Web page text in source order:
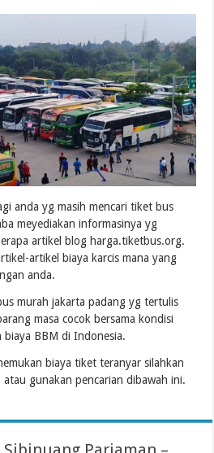
anda yg masih mencari tiket bus
meyediakan informasinya yg
artikel blog harga.tiketbus.org.
artikel biaya karcis mana yang
anda.
murah jakarta padang yg tertulis
masa cocok bersama kondisi
biaya BBM di Indonesia.
biaya tiket teranyar silahkan
atau gunakan pencarian dibawah ini.